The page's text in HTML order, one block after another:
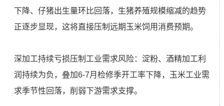
下降、仔猪出生量环比回落，生猪养殖规模缩减的趋势
正逐步显现，这将直接压制远期玉米饲用消费预期。
深加工持续亏损压制工业需求风险：淀粉、酒精加工利
润持续为负，叠加6-7月检修季开工率下降，玉米工业需
求季节性回落，削弱下游需求支撑。